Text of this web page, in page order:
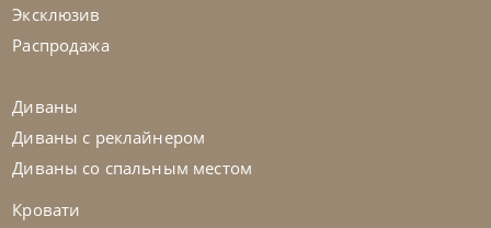
Эксклюзив
Распродажа
Диваны
Диваны с реклайнером
Диваны со спальным местом
Кровати